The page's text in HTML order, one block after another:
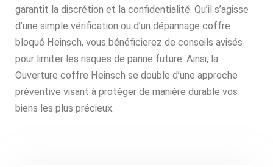
garantit la discrétion et la confidentialité. Qu’il s’agisse
d’une simple vérification ou d’un dépannage coffre
bloqué Heinsch, vous bénéficierez de conseils avisés
pour limiter les risques de panne future. Ainsi, la
Ouverture coffre Heinsch se double d’une approche
préventive visant à protéger de manière durable vos
biens les plus précieux.